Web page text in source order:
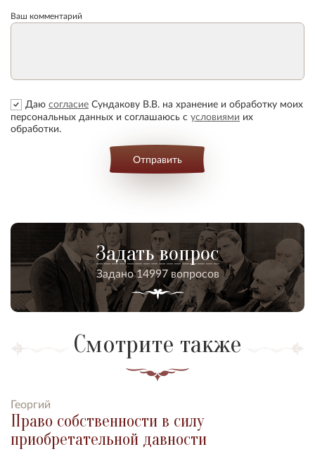
Ваш комментарий
Даю согласие Сундакову В.В. на хранение и обработку моих
персональных данных и соглашаюсь с условиями их
обработки.
Отправить
Задать вопрос
Задано 14997 вопросов
Смотрите также
Георгий
Право собственности в силу
приобретательной давности